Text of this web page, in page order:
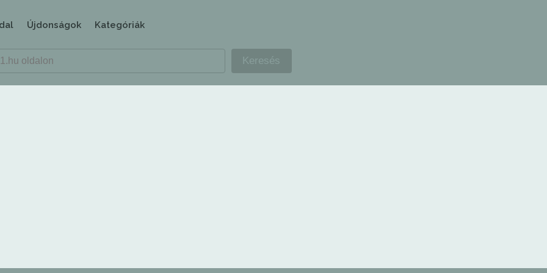
Újdonságok Kategóriák